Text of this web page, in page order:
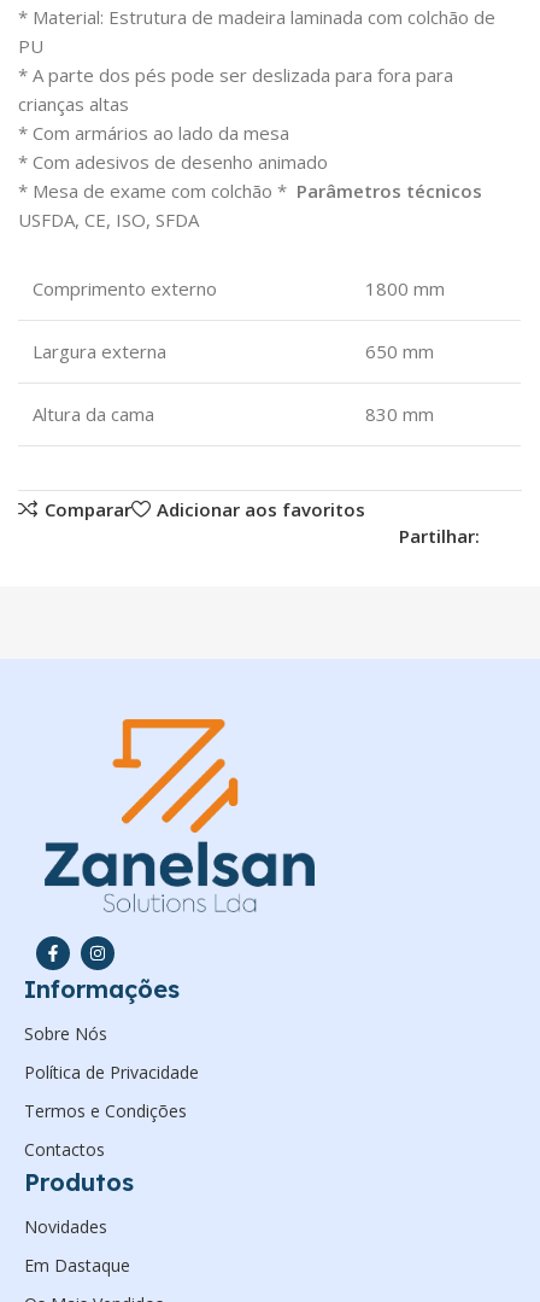
* Material: Estrutura de madeira laminada com colchão de
PU
* A parte dos pés pode ser deslizada para fora para
crianças altas
* Com armários ao lado da mesa
* Com adesivos de desenho animado
* Mesa de exame com colchão * Parâmetros técnicos
USFDA, CE, ISO, SFDA
Comprimento externo 1800 mm
Largura externa 650 mm
Altura da cama 830 mm
Comparar
Adicionar aos favoritos
Partilhar:
Informações
Sobre Nós
Política de Privacidade
Termos e Condições
Contactos
Produtos
Novidades
Em Dastaque